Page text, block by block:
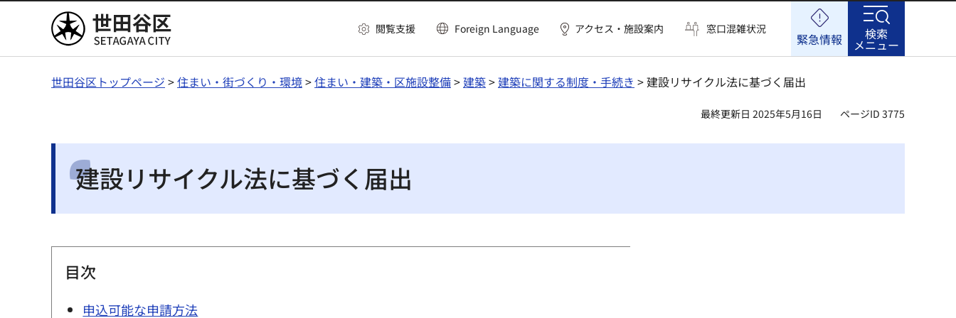
世田谷区 閲覧支援 Foreign Language アクセス・施設案内 窓口混雑状況
緊急情報 検索
メニュー
世田谷区トップページ >住まい・街づくり・環境>住まい・建築・区施設整備>建築>建築に関する制度・手続き > 建設リサイクル法に基づく届出
最終更新日 2025年5月16日 ページID 3775
建設リサイクル法に基づく届出
目次
申込可能な申請方法